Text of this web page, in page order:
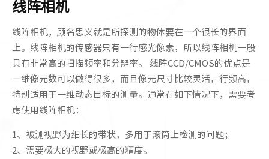
线阵相机
线阵相机，顾名思义就是所探测的物体要在一个很长的界面
上。线阵相机的传感器只有一行感光像素，所以线阵相机一般
具有非常高的扫描频率和分辨率。 线阵CCD/CMOS的优点是
一维像元数可以做得很多，而且像元尺寸比较灵活，行频高，
特别适用于一维动态目标的测量。通常在如下情况下，需要考
虑使用线阵相机：
1、被测视野为细长的带状，多用于滚筒上检测的问题；
2、需要极大的视野或极高的精度。